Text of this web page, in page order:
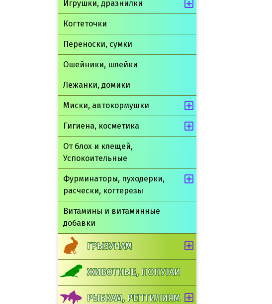
Игрушки, дразнилки
Когтеточки
Переноски, сумки
Ошейники, шлейки
Лежанки, домики
Миски, автокормушки
Гигиена, косметика
От блох и клещей,
Успокоительные
Фурминаторы, пуходерки,
расчески, когтерезы
Витамины и витаминные
добавки
ГРЫЗУНАМ
ЖИВОТНЫЕ, ПОПУГАИ
РЫБКАМ, РЕПТИЛИЯМ